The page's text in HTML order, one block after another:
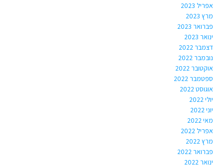
אפריל 2023
מרץ 2023
פברואר 2023
ינואר 2023
דצמבר 2022
נובמבר 2022
אוקטובר 2022
ספטמבר 2022
אוגוסט 2022
יולי 2022
יוני 2022
מאי 2022
אפריל 2022
מרץ 2022
פברואר 2022
ינואר 2022